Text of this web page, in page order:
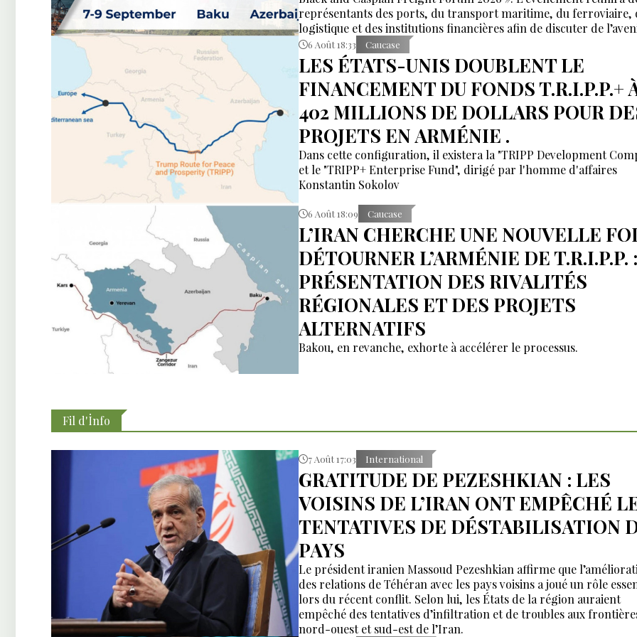
représentants des ports, du transport maritime, du ferroviaire,
logistique et des institutions financières afin de discuter de
corridors reliant l’Asie, la mer Caspienne, la région de la mer
l’Europe.
6 Août 18:33 Caucase
LES ÉTATS-UNIS DOUBLENT LE
FINANCEMENT DU FONDS T.R.I.P.P.+
402 MILLIONS DE DOLLARS POUR
PROJETS EN ARMÉNIE .
Dans cette configuration, il existera la "TRIPP Development
et le "TRIPP+ Enterprise Fund", dirigé par l'homme d'affaires
Konstantin Sokolov
6 Août 18:09 Caucase
L’IRAN CHERCHE UNE NOUVELLE
DÉTOURNER L’ARMÉNIE DE T.R.I.P.P. :
PRÉSENTATION DES RIVALITÉS
RÉGIONALES ET DES PROJETS
ALTERNATIFS
Bakou, en revanche, exhorte à accélérer le processus.
Fil d'İnfo
7 Août 17:03 International
GRATITUDE DE PEZESHKIAN : LES
VOISINS DE L’IRAN ONT EMPÊCHÉ
TENTATIVES DE DÉSTABILISATION
PAYS
Le président iranien Massoud Pezeshkian affirme que
des relations de Téhéran avec les pays voisins a joué un rôle
lors du récent conflit. Selon lui, les États de la région auraient
empêché des tentatives d’infiltration et de troubles aux
nord-ouest et sud-est de l’Iran.